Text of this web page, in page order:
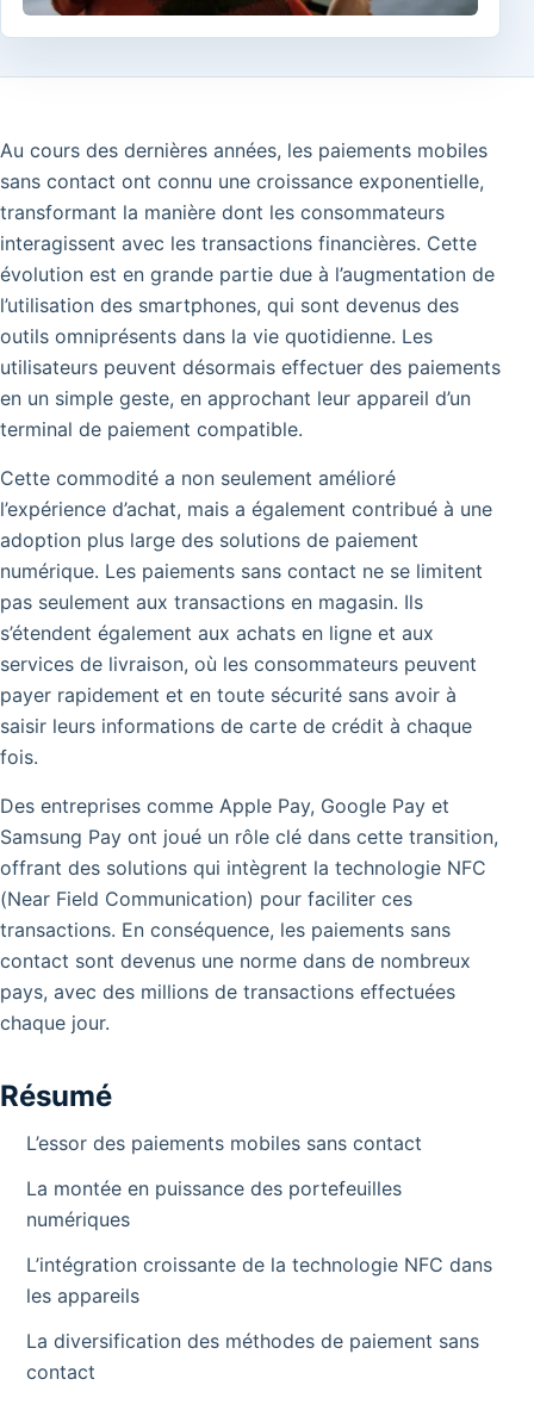
Au cours des dernières années, les paiements mobiles
sans contact ont connu une croissance exponentielle,
transformant la manière dont les consommateurs
interagissent avec les transactions financières. Cette
évolution est en grande partie due à l’augmentation de
l’utilisation des smartphones, qui sont devenus des
outils omniprésents dans la vie quotidienne. Les
utilisateurs peuvent désormais effectuer des paiements
en un simple geste, en approchant leur appareil d’un
terminal de paiement compatible.
Cette commodité a non seulement amélioré
l’expérience d’achat, mais a également contribué à une
adoption plus large des solutions de paiement
numérique. Les paiements sans contact ne se limitent
pas seulement aux transactions en magasin. Ils
s’étendent également aux achats en ligne et aux
services de livraison, où les consommateurs peuvent
payer rapidement et en toute sécurité sans avoir à
saisir leurs informations de carte de crédit à chaque
fois.
Des entreprises comme Apple Pay, Google Pay et
Samsung Pay ont joué un rôle clé dans cette transition,
offrant des solutions qui intègrent la technologie NFC
(Near Field Communication) pour faciliter ces
transactions. En conséquence, les paiements sans
contact sont devenus une norme dans de nombreux
pays, avec des millions de transactions effectuées
chaque jour.
Résumé
L’essor des paiements mobiles sans contact
La montée en puissance des portefeuilles
numériques
L’intégration croissante de la technologie NFC dans
les appareils
La diversification des méthodes de paiement sans
contact